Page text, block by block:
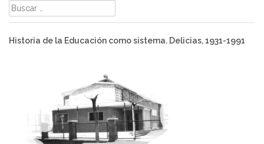
Buscar:
Historia de la Educación como sistema. Delicias, 1931-1991